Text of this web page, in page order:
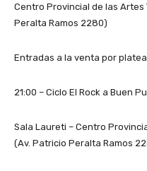
Centro Provincial de las
Peralta Ramos 2280)
Entradas a la venta por
21:00 – Ciclo El Rock a Buen
Sala Laureti – Centro
(Av. Patricio Peralta Ramos